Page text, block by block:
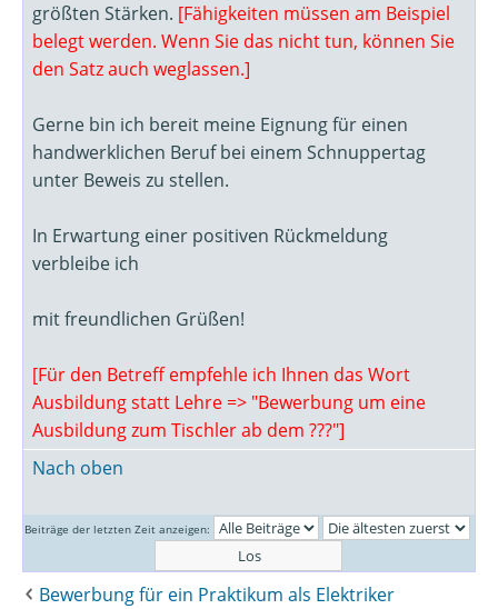
größten Stärken. [Fähigkeiten müssen am Beispiel
belegt werden. Wenn Sie das nicht tun, können Sie
den Satz auch weglassen.]
Gerne bin ich bereit meine Eignung für einen
handwerklichen Beruf bei einem Schnuppertag
unter Beweis zu stellen.
In Erwartung einer positiven Rückmeldung
verbleibe ich
mit freundlichen Grüßen!
[Für den Betreff empfehle ich Ihnen das Wort
Ausbildung statt Lehre => "Bewerbung um eine
Ausbildung zum Tischler ab dem ???"]
Nach oben
Beiträge der letzten Zeit anzeigen:
Bewerbung für ein Praktikum als Elektriker